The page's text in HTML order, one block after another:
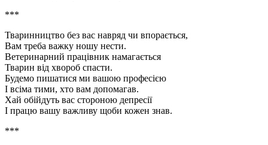
***
Тваринництво без вас навряд чи впорається,
Вам треба важку ношу нести.
Ветеринарний працівник намагається
Тварин від хвороб спасти.
Будемо пишатися ми вашою професією
І всіма тими, хто вам допомагав.
Хай обійдуть вас стороною депресії
І працю вашу важливу щоби кожен знав.
***